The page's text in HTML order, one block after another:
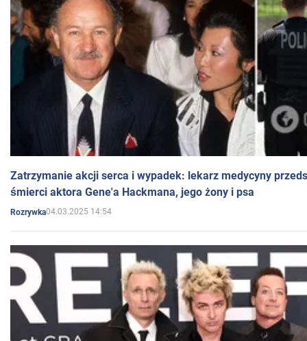
Zatrzymanie akcji serca i wypadek: lekarz medycyny
śmierci aktora Gene'a Hackmana, jego żony i psa
Rozrywka04.03.2025 14:54